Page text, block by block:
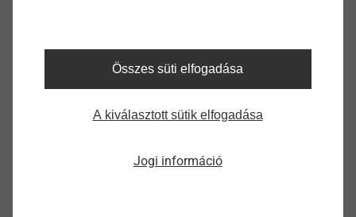
Összes süti elfogadása
A kiválasztott sütik elfogadása
Jogi információ